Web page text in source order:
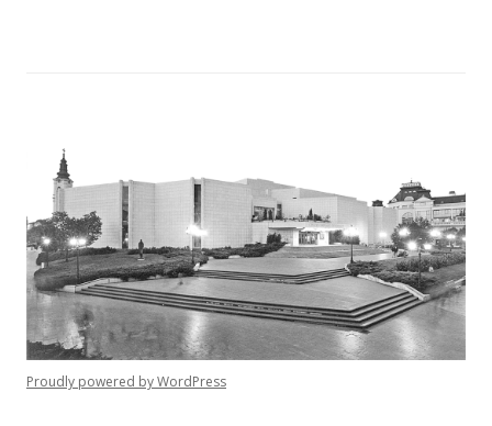
Proudly powered by WordPress